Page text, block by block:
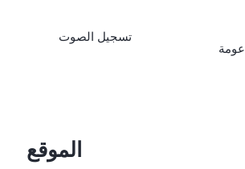
تسجيل الصوت
الموقع